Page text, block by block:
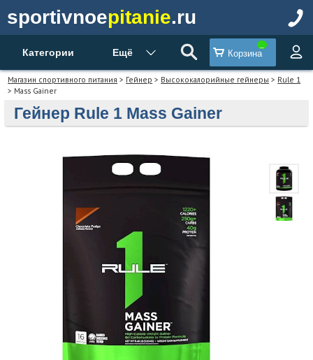
sportivnoepitanie.ru
Категории Ещё Корзина
Магазин спортивного питания > Гейнер > Высококалорийные гейнеры > Rule 1
> Mass Gainer
Гейнер Rule 1 Mass Gainer